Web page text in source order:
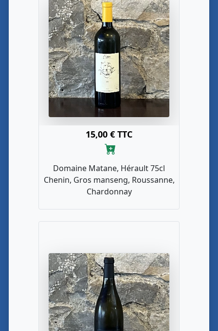
15,00 € TTC
Domaine Matane, Hérault 75cl
Chenin, Gros manseng, Roussanne,
Chardonnay